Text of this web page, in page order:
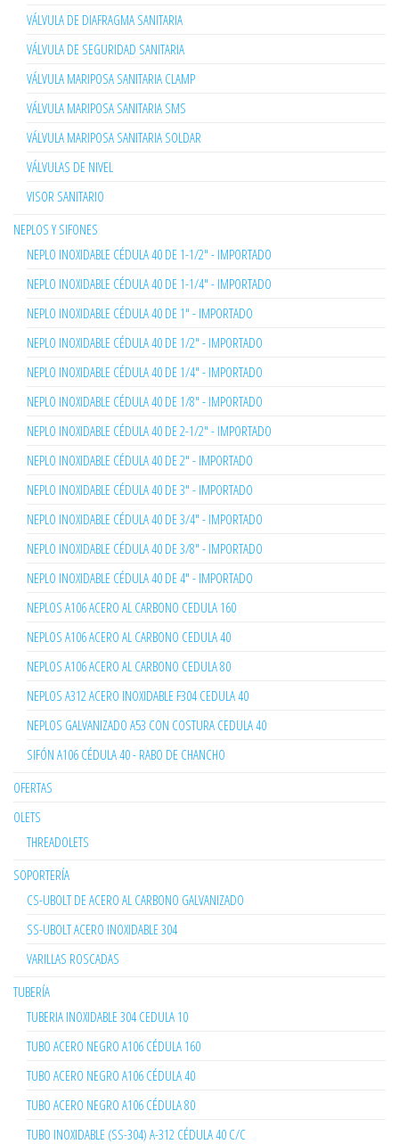
VÁLVULA DE DIAFRAGMA SANITARIA
VÁLVULA DE SEGURIDAD SANITARIA
VÁLVULA MARIPOSA SANITARIA CLAMP
VÁLVULA MARIPOSA SANITARIA SMS
VÁLVULA MARIPOSA SANITARIA SOLDAR
VÁLVULAS DE NIVEL
VISOR SANITARIO
NEPLOS Y SIFONES
NEPLO INOXIDABLE CÉDULA 40 DE 1-1/2" - IMPORTADO
NEPLO INOXIDABLE CÉDULA 40 DE 1-1/4" - IMPORTADO
NEPLO INOXIDABLE CÉDULA 40 DE 1" - IMPORTADO
NEPLO INOXIDABLE CÉDULA 40 DE 1/2" - IMPORTADO
NEPLO INOXIDABLE CÉDULA 40 DE 1/4" - IMPORTADO
NEPLO INOXIDABLE CÉDULA 40 DE 1/8" - IMPORTADO
NEPLO INOXIDABLE CÉDULA 40 DE 2-1/2" - IMPORTADO
NEPLO INOXIDABLE CÉDULA 40 DE 2" - IMPORTADO
NEPLO INOXIDABLE CÉDULA 40 DE 3" - IMPORTADO
NEPLO INOXIDABLE CÉDULA 40 DE 3/4" - IMPORTADO
NEPLO INOXIDABLE CÉDULA 40 DE 3/8" - IMPORTADO
NEPLO INOXIDABLE CÉDULA 40 DE 4" - IMPORTADO
NEPLOS A106 ACERO AL CARBONO CEDULA 160
NEPLOS A106 ACERO AL CARBONO CEDULA 40
NEPLOS A106 ACERO AL CARBONO CEDULA 80
NEPLOS A312 ACERO INOXIDABLE F304 CEDULA 40
NEPLOS GALVANIZADO A53 CON COSTURA CEDULA 40
SIFÓN A106 CÉDULA 40 - RABO DE CHANCHO
OFERTAS
OLETS
THREADOLETS
SOPORTERÍA
CS-UBOLT DE ACERO AL CARBONO GALVANIZADO
SS-UBOLT ACERO INOXIDABLE 304
VARILLAS ROSCADAS
TUBERÍA
TUBERIA INOXIDABLE 304 CEDULA 10
TUBO ACERO NEGRO A106 CÉDULA 160
TUBO ACERO NEGRO A106 CÉDULA 40
TUBO ACERO NEGRO A106 CÉDULA 80
TUBO INOXIDABLE (SS-304) A-312 CÉDULA 40 C/C